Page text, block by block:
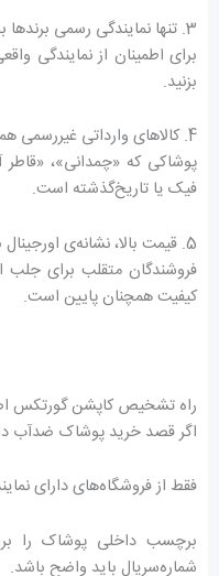
3. تنها نمایندگی رسمی برندها به کالای اصلی دسترسی دارند.
برای اطمینان از نمایندگی
بزنید.
4. کالاهای وارداتی غیررسمی همیشه مشکوک‌اند.
پوشاکی که «چمدانی»،
فیک یا تاریخ‌گذشته است.
5. قیمت بالا، نشانه‌ی اورجینال بودن نیست.
فروشندگان متقلب برای جلب
کیفیت همچنان پایین است.
راه تشخیص کاپشن گورتکس
اگر قصد خرید پوشاک ضدآب
فقط از فروشگاه‌های دارای
برچسب داخلی پوشاک را
شماره‌سریال باید واضح باشد.